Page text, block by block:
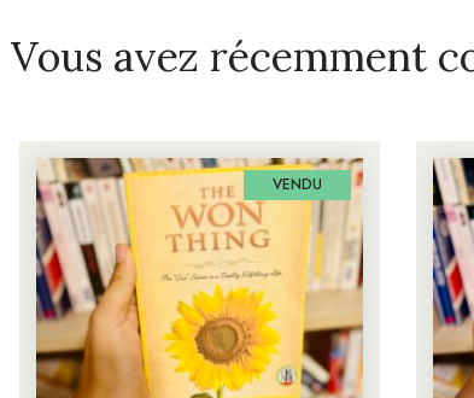
Vous avez récemment
VENDU